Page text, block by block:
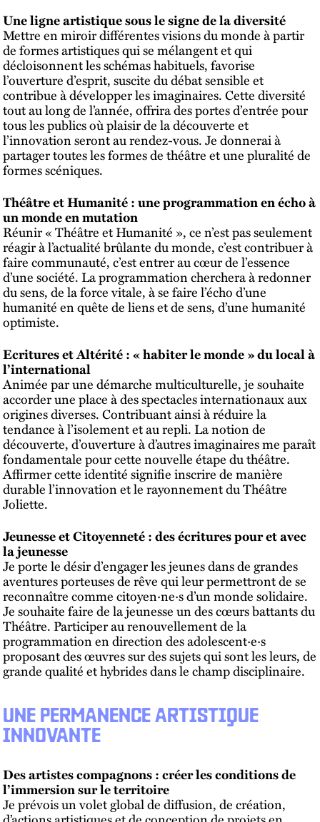
Une ligne artistique sous le signe de la diversité
Mettre en miroir différentes visions du monde à partir
de formes artistiques qui se mélangent et qui
décloisonnent les schémas habituels, favorise
l’ouverture d’esprit, suscite du débat sensible et
contribue à développer les imaginaires. Cette diversité
tout au long de l’année, offrira des portes d’entrée pour
tous les publics où plaisir de la découverte et
l’innovation seront au rendez-vous. Je donnerai à
partager toutes les formes de théâtre et une pluralité de
formes scéniques.
Théâtre et Humanité : une programmation en écho à
un monde en mutation
Réunir « Théâtre et Humanité », ce n’est pas seulement
réagir à l’actualité brûlante du monde, c’est contribuer à
faire communauté, c’est entrer au cœur de l’essence
d’une société. La programmation cherchera à redonner
du sens, de la force vitale, à se faire l’écho d’une
humanité en quête de liens et de sens, d’une humanité
optimiste.
Ecritures et Altérité : « habiter le monde » du local à
l’international
Animée par une démarche multiculturelle, je souhaite
accorder une place à des spectacles internationaux aux
origines diverses. Contribuant ainsi à réduire la
tendance à l’isolement et au repli. La notion de
découverte, d’ouverture à d’autres imaginaires me paraît
fondamentale pour cette nouvelle étape du théâtre.
Affirmer cette identité signifie inscrire de manière
durable l’innovation et le rayonnement du Théâtre
Joliette.
Jeunesse et Citoyenneté : des écritures pour et avec
la jeunesse
Je porte le désir d’engager les jeunes dans de grandes
aventures porteuses de rêve qui leur permettront de se
reconnaître comme citoyen·ne·s d’un monde solidaire.
Je souhaite faire de la jeunesse un des cœurs battants du
Théâtre. Participer au renouvellement de la
programmation en direction des adolescent·e·s
proposant des œuvres sur des sujets qui sont les leurs, de
grande qualité et hybrides dans le champ disciplinaire.
UNE PERMANENCE ARTISTIQUE
INNOVANTE
Des artistes compagnons : créer les conditions de
l’immersion sur le territoire
Je prévois un volet global de diffusion, de création,